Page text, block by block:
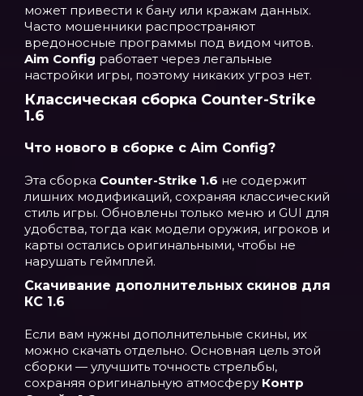
может привести к бану или кражам данных.
Часто мошенники распространяют
вредоносные программы под видом читов.
Aim Config работает через легальные
настройки игры, поэтому никаких угроз нет.
Классическая сборка Counter-Strike
1.6
Что нового в сборке с Aim Config?
Эта сборка Counter-Strike 1.6 не содержит
лишних модификаций, сохраняя классический
стиль игры. Обновлены только меню и GUI для
удобства, тогда как модели оружия, игроков и
карты остались оригинальными, чтобы не
нарушать геймплей.
Скачивание дополнительных скинов для
КС 1.6
Если вам нужны дополнительные скины, их
можно скачать отдельно. Основная цель этой
сборки — улучшить точность стрельбы,
сохраняя оригинальную атмосферу Контр